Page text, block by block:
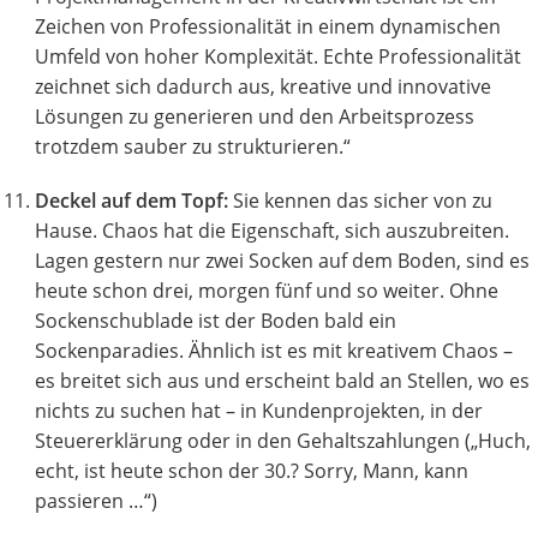
Zeichen von Professionalität in einem dynamischen
Umfeld von hoher Komplexität. Echte Professionalität
zeichnet sich dadurch aus, kreative und innovative
Lösungen zu generieren und den Arbeitsprozess
trotzdem sauber zu strukturieren.“
Deckel auf dem Topf:Sie kennen das sicher von zu
Hause. Chaos hat die Eigenschaft, sich auszubreiten.
Lagen gestern nur zwei Socken auf dem Boden, sind es
heute schon drei, morgen fünf und so weiter. Ohne
Sockenschublade ist der Boden bald ein
Sockenparadies. Ähnlich ist es mit kreativem Chaos –
es breitet sich aus und erscheint bald an Stellen, wo es
nichts zu suchen hat – in Kundenprojekten, in der
Steuererklärung oder in den Gehaltszahlungen („Huch,
echt, ist heute schon der 30.? Sorry, Mann, kann
passieren …“)